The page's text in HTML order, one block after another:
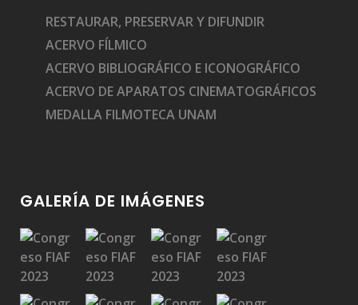
RESTAURAR, PRESERVAR Y DIFUNDIR
ACERVO FÍLMICO
ACERVO BIBLIOGRÁFICO E ICONOGRÁFICO
ACERVO DE APARATOS CINEMATOGRÁFICOS
MEDALLA FILMOTECA UNAM
GALERÍA DE IMÁGENES